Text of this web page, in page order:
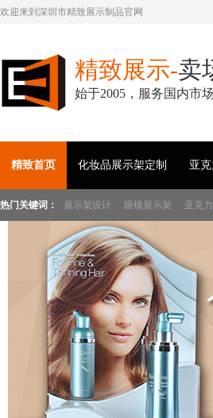
欢迎来到深圳市精致展示制品官网
精致展示-卖
始于2005，服务国内市
精致首页 化妆品展示架定制 亚
热门关键词： 展示架设计 眼镜展示架 亚克